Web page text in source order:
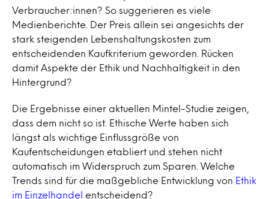
Verbraucher:innen? So suggerieren es viele
Medienberichte. Der Preis allein sei angesichts der
stark steigenden Lebenshaltungskosten zum
entscheidenden Kaufkriterium geworden. Rücken
damit Aspekte der Ethik und Nachhaltigkeit in den
Hintergrund?
Die Ergebnisse einer aktuellen Mintel-Studie zeigen,
dass dem nicht so ist. Ethische Werte haben sich
längst als wichtige Einflussgröße von
Kaufentscheidungen etabliert und stehen nicht
automatisch im Widerspruch zum Sparen. Welche
Trends sind für die maßgebliche Entwicklung von Ethik
im Einzelhandel
entscheidend?